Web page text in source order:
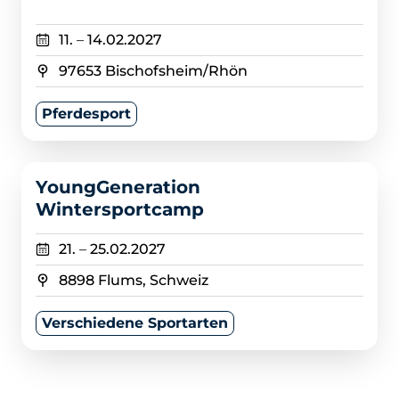
11. – 14.02.2027
97653 Bischofsheim/Rhön
Pferdesport
YoungGeneration
Wintersportcamp
21. – 25.02.2027
8898 Flums, Schweiz
Verschiedene Sportarten